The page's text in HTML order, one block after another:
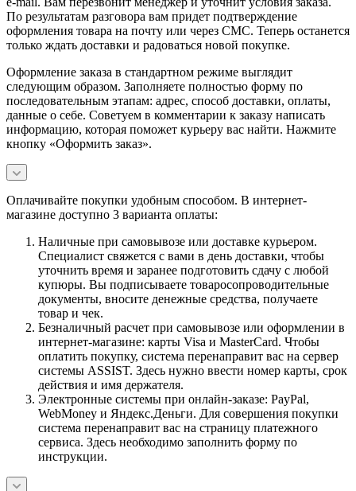
По результатам разговора вам придет подтверждение
оформления товара на почту или через СМС. Теперь останется
только ждать доставки и радоваться новой покупке.
Оформление заказа в стандартном режиме выглядит
следующим образом. Заполняете полностью форму по
последовательным этапам: адрес, способ доставки, оплаты,
данные о себе. Советуем в комментарии к заказу написать
информацию, которая поможет курьеру вас найти. Нажмите
кнопку «Оформить заказ».
Оплачивайте покупки удобным способом. В интернет-
магазине доступно 3 варианта оплаты:
Наличные при самовывозе или доставке курьером.
Специалист свяжется с вами в день доставки, чтобы
уточнить время и заранее подготовить сдачу с любой
купюры. Вы подписываете товаросопроводительные
документы, вносите денежные средства, получаете
товар и чек.
Безналичный расчет при самовывозе или оформлении в
интернет-магазине: карты Visa и MasterCard. Чтобы
оплатить покупку, система перенаправит вас на сервер
системы ASSIST. Здесь нужно ввести номер карты, срок
действия и имя держателя.
Электронные системы при онлайн-заказе: PayPal,
WebMoney и Яндекс.Деньги. Для совершения покупки
система перенаправит вас на страницу платежного
сервиса. Здесь необходимо заполнить форму по
инструкции.